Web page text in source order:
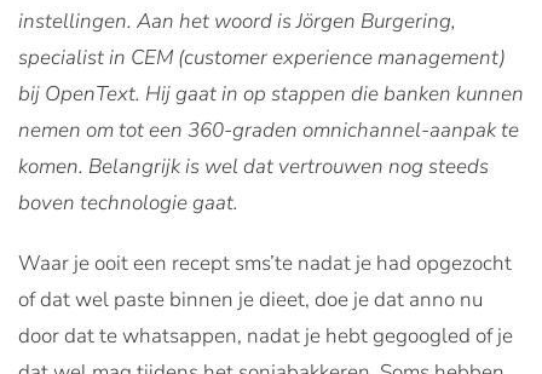
instellingen. Aan het woord is Jörgen Burgering,
specialist in CEM (customer experience management)
bij OpenText. Hij gaat in op stappen die banken kunnen
nemen om tot een 360-graden omnichannel-aanpak te
komen. Belangrijk is wel dat vertrouwen nog steeds
boven technologie gaat.
Waar je ooit een recept sms’te nadat je had opgezocht
of dat wel paste binnen je dieet, doe je dat anno nu
door dat te whatsappen, nadat je hebt gegoogled of je